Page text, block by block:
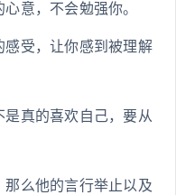
意，不会勉强你。
受，让你感到被理解
真的喜欢自己，要从
么他的言行举止以及